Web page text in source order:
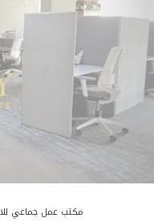
مكتب عمل جماعي